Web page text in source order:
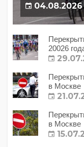
04.08.2026
20026
в Москве
в Москве